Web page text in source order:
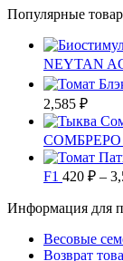
Популярные
NEYTAN
2,585 ₽
цен:
300 ₽
–
2,585
СОМБРЕРО
F1 420 ₽ –
Информация для
Весовые
Возврат